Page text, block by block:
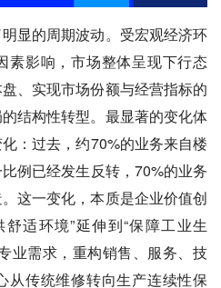
显的周期波动。受宏观经济环
素影响，市场整体呈现下行态
、实现市场份额与经营指标的
结构性转型。最显著的变化体
：过去，约70%的业务来自楼
例已经发生反转，70%的业务
这一变化，本质是企业价值创
适环境”延伸到“保障工业生
业需求，重构销售、服务、技
从传统维修转向生产连续性保